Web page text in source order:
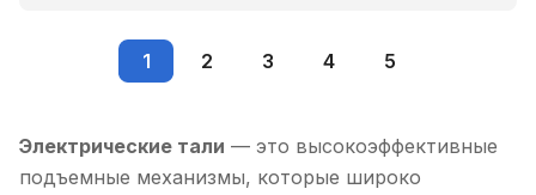
1 2 3 4 5
Электрические тали — это высокоэффективные
подъемные механизмы, которые широко